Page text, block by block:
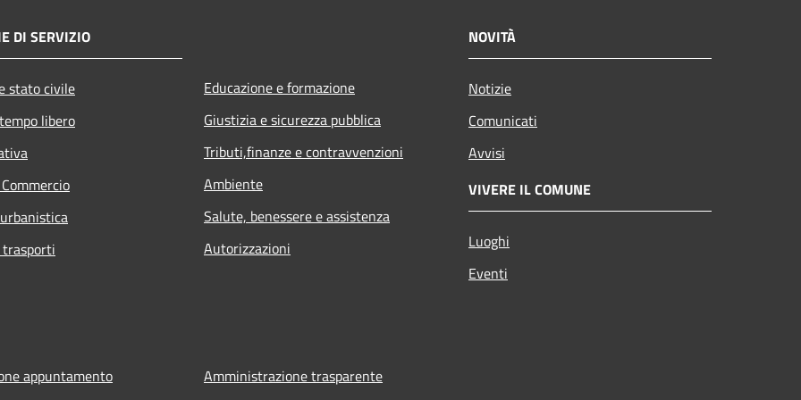
DI SERVIZIO
stato civile
libero
Educazione e formazione
Giustizia e sicurezza pubblica
Tributi,finanze e contravvenzioni
Ambiente
Salute, benessere e assistenza
Autorizzazioni
NOVITÀ
Notizie
Comunicati
Avvisi
VIVERE IL COMUNE
Luoghi
Eventi
appuntamento
Amministrazione trasparente